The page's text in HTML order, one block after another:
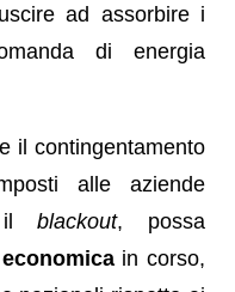
ad assorbire i
di energia
il contingentamento
alle aziende
ilblackout, possa
in corso,